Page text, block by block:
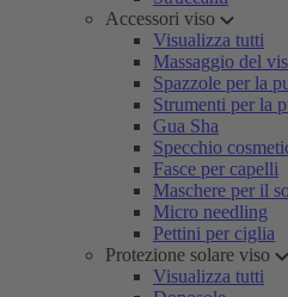
Accessori viso
Visualizza tutti
Massaggio del
Spazzole per la
Strumenti per la
Gua Sha
Specchio
Fasce per capelli
Maschere per il
Micro needling
Pettini per ciglia
Protezione solare viso
Visualizza tutti